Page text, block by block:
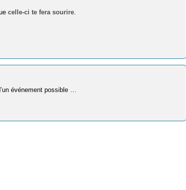
celle-ci te fera sourire
événement possible …